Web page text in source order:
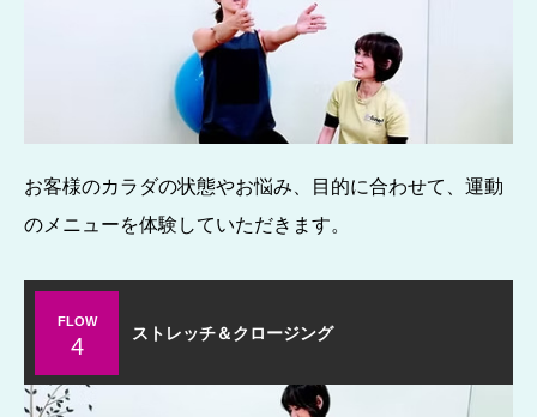
お客様のカラダの状態やお悩み、目的に合わせて、運動
のメニューを体験していただきます。
FLOW
4 ストレッチ＆クロージング